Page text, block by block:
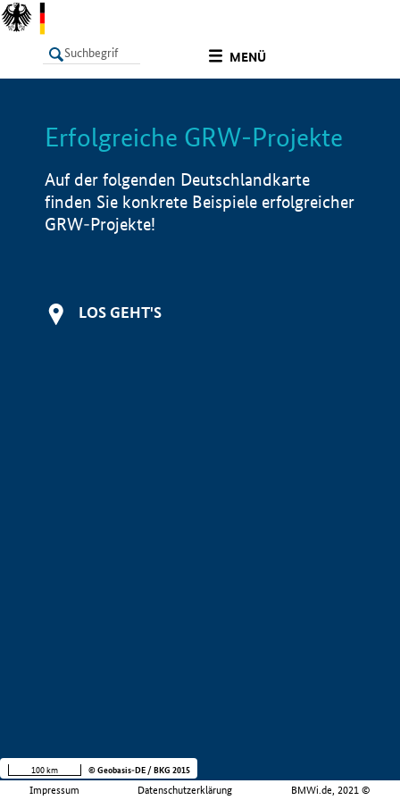
MENÜ
LISTE Info
Erfolgreiche GRW-Projekte
Auf der folgenden Deutschlandkarte
finden Sie konkrete Beispiele erfolgreicher
GRW-Projekte!
LOS GEHT'S
Impressum Datenschutzerklärung BMWi.de, 2021 ©
100 km © Geobasis-DE / BKG 2015